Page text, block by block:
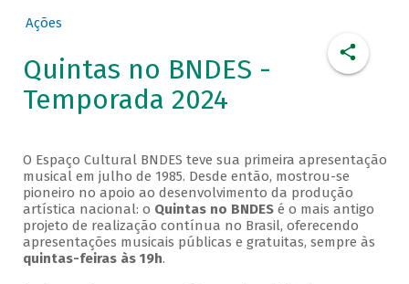
Ações
Quintas no BNDES -
Temporada 2024
O Espaço Cultural BNDES teve sua primeira apresentação
musical em julho de 1985. Desde então, mostrou-se
pioneiro no apoio ao desenvolvimento da produção
artística nacional: o Quintas no BNDESé o mais antigo
projeto de realização contínua no Brasil, oferecendo
apresentações musicais públicas e gratuitas, sempre às
quintas-feiras às 19h.